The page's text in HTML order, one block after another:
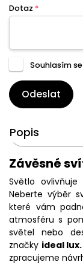
Dotaz *
Souhlasím
Odeslat
Popis
Závěsné
Světlo
Neberte výběr
které vám
atmosféru s
světel nebo
značky ideal
zpracujeme